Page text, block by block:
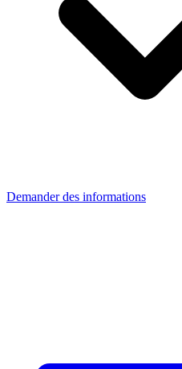
Demander des informations